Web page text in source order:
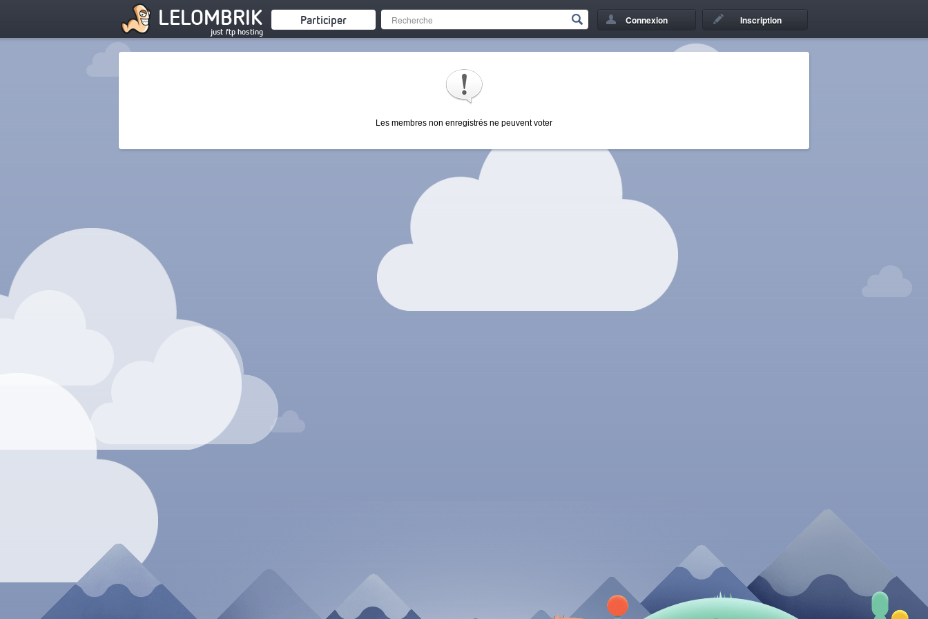
LELOMBRIK
just ftp hosting
Participer Connexion Inscription
Les membres non enregistrés ne peuvent voter